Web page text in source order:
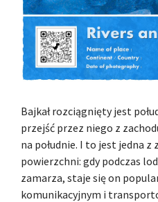
Bajkał rozciągnięty jest
przejść przez niego z
na południe. I to jest jedna
powierzchni: gdy podczas
zamarza, staje się on
komunikacyjnym i